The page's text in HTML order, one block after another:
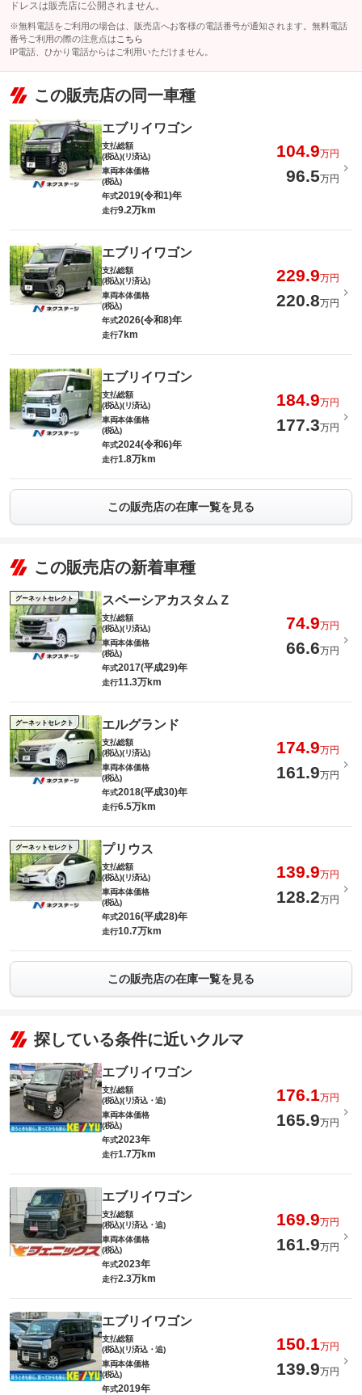
ドレスは販売店に公開されません。
※無料電話をご利用の場合は、販売店へお客様の電話番号が通知されます。無料電話
番号ご利用の際の注意点は こちら
IP電話、ひかり電話からはご利用いただけません。
この販売店の同一車種
エブリイワゴン
支払総額
(税込)(リ済込)
104.9万円
車両本体価格
(税込)
96.5万円
年式2019(令和1)年
走行9.2万km
エブリイワゴン
支払総額
(税込)(リ済込)
229.9万円
車両本体価格
(税込)
220.8万円
年式2026(令和8)年
走行7km
エブリイワゴン
支払総額
(税込)(リ済込)
184.9万円
車両本体価格
(税込)
177.3万円
年式2024(令和6)年
走行1.8万km
この販売店の在庫一覧を見る
この販売店の新着車種
グーネットセレクト スペーシアカスタムＺ
支払総額
(税込)(リ済込)
74.9万円
車両本体価格
(税込)
66.6万円
年式2017(平成29)年
走行11.3万km
グーネットセレクト エルグランド
支払総額
(税込)(リ済込)
174.9万円
車両本体価格
(税込)
161.9万円
年式2018(平成30)年
走行6.5万km
グーネットセレクト プリウス
支払総額
(税込)(リ済込)
139.9万円
車両本体価格
(税込)
128.2万円
年式2016(平成28)年
走行10.7万km
この販売店の在庫一覧を見る
探している条件に近いクルマ
エブリイワゴン
支払総額
(税込)(リ済込・追)
176.1万円
車両本体価格
(税込)
165.9万円
年式2023年
走行1.7万km
エブリイワゴン
支払総額
(税込)(リ済込・追)
169.9万円
車両本体価格
(税込)
161.9万円
年式2023年
走行2.3万km
エブリイワゴン
支払総額
(税込)(リ済込・追)
150.1万円
車両本体価格
(税込)
139.9万円
年式2019年